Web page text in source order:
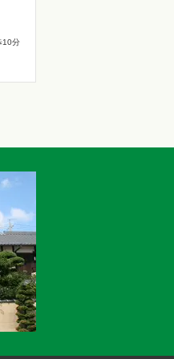
10分